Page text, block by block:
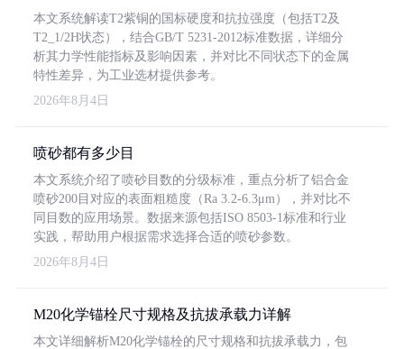
本文系统解读T2紫铜的国标硬度和抗拉强度（包括T2及
T2_1/2H状态），结合GB/T 5231-2012标准数据，详细分
析其力学性能指标及影响因素，并对比不同状态下的金属
特性差异，为工业选材提供参考。
2026年8月4日
喷砂都有多少目
本文系统介绍了喷砂目数的分级标准，重点分析了铝合金
喷砂200目对应的表面粗糙度（Ra 3.2-6.3μm），并对比不
同目数的应用场景。数据来源包括ISO 8503-1标准和行业
实践，帮助用户根据需求选择合适的喷砂参数。
2026年8月4日
M20化学锚栓尺寸规格及抗拔承载力详解
本文详细解析M20化学锚栓的尺寸规格和抗拔承载力，包